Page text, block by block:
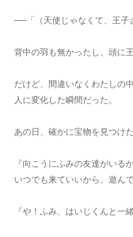
──「（天使じゃなくて、王子
背中の羽も無かったし、頭に
だけど、間違いなくわたしの
人に変化した瞬間だった。
あの日、確かに宝物を見つけた
『向こうにふみの友達がいる
いつでも来ていいから、遊ん
『や！ふみ、はいじくんと一